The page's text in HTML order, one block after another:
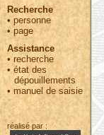
Recherche
• personne
•page
Assistance
• recherche
•état des
dépouillements
•manuel de saisie
réalisé par :